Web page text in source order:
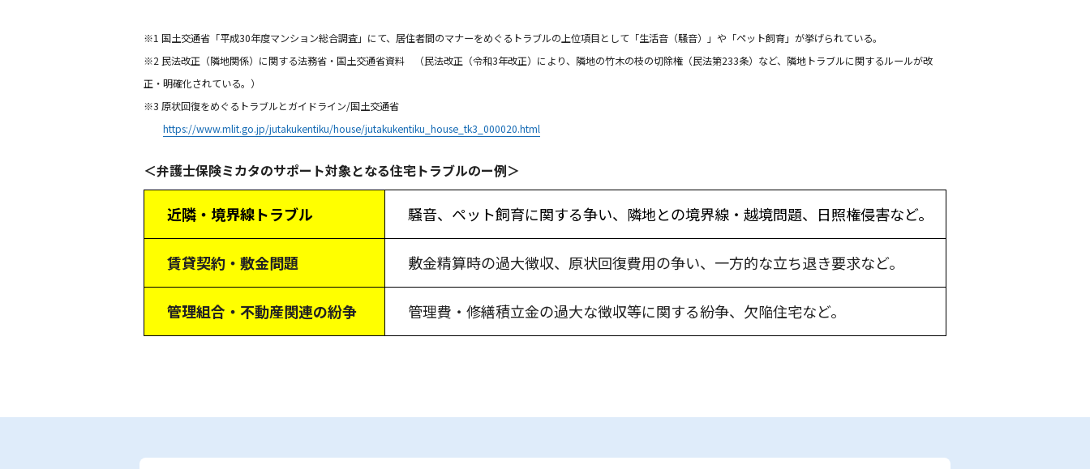
※1 国土交通省「平成30年度マンション総合調査」にて、居住者間のマナーをめぐるトラブルの上位項目として「生活音（騒音）」や「ペット飼育」が挙げられている。
※2 民法改正（隣地関係）に関する法務省・国土交通省資料 （民法改正（令和3年改正）により、隣地の竹木の枝の切除権（民法第233条）など、隣地トラブルに関するルールが改
正・明確化されている。）
※3 原状回復をめぐるトラブルとガイドライン/国土交通省
https://www.mlit.go.jp/jutakukentiku/house/jutakukentiku_house_tk3_000020.html
＜弁護士保険ミカタのサポート対象となる住宅トラブルのー例＞
近隣・境界線トラブル 騒音、ペット飼育に関する争い、隣地との境界線・越境問題、日照権侵害など。
賃貸契約・敷金問題 敷金精算時の過大徴収、原状回復費用の争い、一方的な立ち退き要求など。
管理組合・不動産関連の紛争 管理費・修繕積立金の過大な徴収等に関する紛争、欠陥住宅など。